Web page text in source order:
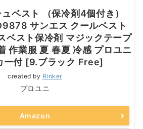
ベスト （保冷剤4個付き）
サンエス クールベスト
ベスト保冷剤 マジックテープ
作業服 夏 春夏 冷感 プロユニ
ー付 [9.ブラック Free]
created by Rinker
プロユニ
Amazon